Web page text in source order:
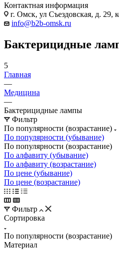
Контактная информация
г. Омск, ул Съездовская, д. 29,
info@b2b-omsk.ru
Бактерицидные
5
Главная
—
Медицина
—
Бактерицидные лампы
Фильтр
По популярности (возрастание)
По популярности (убывание)
По популярности (возрастание)
По алфавиту (убывание)
По алфавиту (возрастание)
По цене (убывание)
По цене (возрастание)
Фильтр
Сортировка
По популярности (возрастание)
Материал